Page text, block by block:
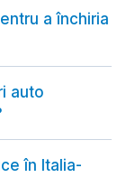
a închiria
auto
în Italia-